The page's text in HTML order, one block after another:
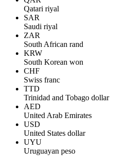
Qatari riyal
SAR
Saudi riyal
ZAR
South African rand
KRW
South Korean won
CHF
Swiss franc
TTD
Trinidad and Tobago dollar
AED
United Arab Emirates
USD
United States dollar
UYU
Uruguayan peso